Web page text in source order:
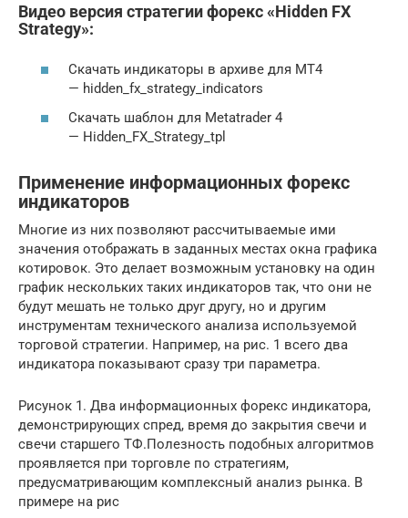
Видео версия стратегии форекс «Hidden FX
Strategy»:
Скачать индикаторы в архиве для МТ4
— hidden_fx_strategy_indicators
Скачать шаблон для Metatrader 4
— Hidden_FX_Strategy_tpl
Применение информационных форекс
индикаторов
Многие из них позволяют рассчитываемые ими
значения отображать в заданных местах окна графика
котировок. Это делает возможным установку на один
график нескольких таких индикаторов так, что они не
будут мешать не только друг другу, но и другим
инструментам технического анализа используемой
торговой стратегии. Например, на рис. 1 всего два
индикатора показывают сразу три параметра.
Рисунок 1. Два информационных форекс индикатора,
демонстрирующих спред, время до закрытия свечи и
свечи старшего ТФ.Полезность подобных алгоритмов
проявляется при торговле по стратегиям,
предусматривающим комплексный анализ рынка. В
примере на рис